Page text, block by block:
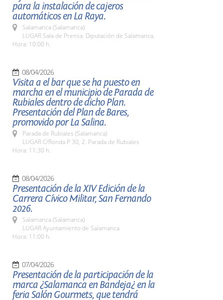
para la instalación de cajeros
automáticos en La Raya.
Salamanca (Salamanca)
LUGAR Sala de Prensa. Diputación de Salamanca.
Hora: 10:00 h.
08/04/2026
Visita a el bar que se ha puesto en
marcha en el municipio de Parada de
Rubiales dentro de dicho Plan.
Presentación del Plan de Bares,
promovido por La Salina.
Parada de Rubiales (Salamanca)
LUGAR C/Ronda P 30, 2. Parada de Rubiales
Hora: 11:30 h.
08/04/2026
Presentación de la XIV Edición de la
Carrera Cívico Militar, San Fernando
2026.
Salamanca (Salamanca)
LUGAR Ayuntamiento de Salamanca
Hora: 11:00 h.
07/04/2026
Presentación de la participación de la
marca ¿Salamanca en Bandeja¿ en la
feria Salón Gourmets, que tendrá